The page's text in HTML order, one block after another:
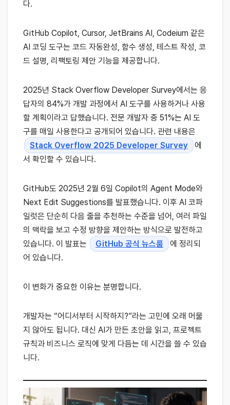
다.
GitHub Copilot, Cursor, JetBrains AI, Codeium 같은
AI 코딩 도구는 코드 자동완성, 함수 생성, 테스트 작성, 코
드 설명, 리팩토링 제안 기능을 제공합니다.
2025년 Stack Overflow Developer Survey에서는 응
답자의 84%가 개발 과정에서 AI 도구를 사용하거나 사용
할 계획이라고 답했습니다. 전문 개발자 중 51%는 AI 도
구를 매일 사용한다고 공개되어 있습니다. 관련 내용은
Stack Overflow 2025 Developer Survey
에
서 확인할 수 있습니다.
GitHub도 2025년 2월 6일 Copilot의 Agent Mode와
Next Edit Suggestions를 발표했습니다. 이후 AI 코파
일럿은 단순히 다음 줄을 추천하는 수준을 넘어, 여러 파일
의 맥락을 보고 수정 방향을 제안하는 방식으로 발전하고
있습니다. 이 발표는
GitHub 공식 뉴스룸
에 정리되
어 있습니다.
이 변화가 중요한 이유는 분명합니다.
개발자는 “어디서부터 시작하지?”라는 고민에 오래 머물
지 않아도 됩니다. 대신 AI가 만든 초안을 읽고, 프로젝트
규칙과 비즈니스 로직에 맞게 다듬는 데 시간을 쓸 수 있습
니다.